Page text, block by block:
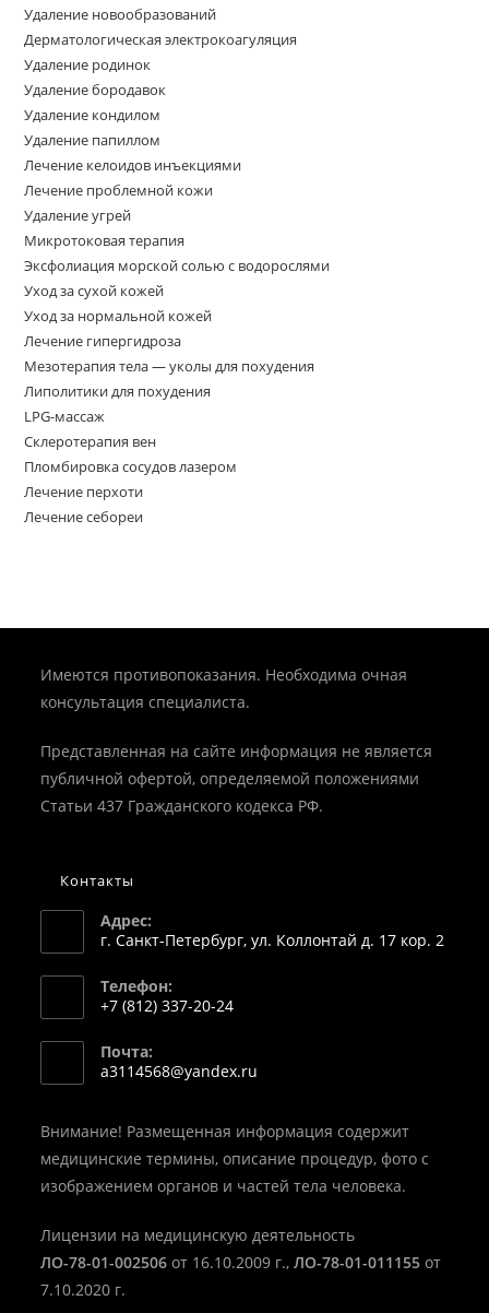
Удаление новообразований
Дерматологическая электрокоагуляция
Удаление родинок
Удаление бородавок
Удаление кондилом
Удаление папиллом
Лечение келоидов инъекциями
Лечение проблемной кожи
Удаление угрей
Микротоковая терапия
Эксфолиация морской солью с водорослями
Уход за сухой кожей
Уход за нормальной кожей
Лечение гипергидроза
Мезотерапия тела — уколы для похудения
Липолитики для похудения
LPG-массаж
Склеротерапия вен
Пломбировка сосудов лазером
Лечение перхоти
Лечение себореи
Имеются противопоказания. Необходима очная
консультация специалиста.
Представленная на сайте информация не является
публичной офертой, определяемой положениями
Статьи 437 Гражданского кодекса РФ.
Контакты
Адрес:
г. Санкт-Петербург, ул. Коллонтай д. 17 кор. 2
Телефон:
+7 (812) 337-20-24
в
вашем
Почта:
a3114568@yandex.ru
приложении
Внимание! Размещенная информация содержит
медицинские термины, описание процедур, фото с
изображением органов и частей тела человека.
Лицензии на медицинскую деятельность
ЛО-78-01-002506 от 16.10.2009 г.,ЛО-78-01-011155 от
7.10.2020 г.